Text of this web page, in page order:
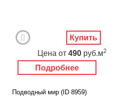
Подробнее
Цена от 490 руб.м2
Купить
Подводный мир (ID 8959)